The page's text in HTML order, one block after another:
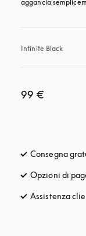
aggancia
Infinite Black
99 €
Consegna
Opzioni di
Assistenza